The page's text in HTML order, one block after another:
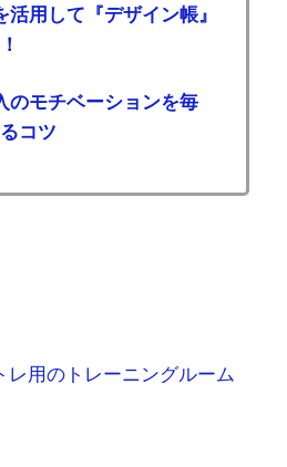
国する時の家探し
け収納」３か所を一挙公